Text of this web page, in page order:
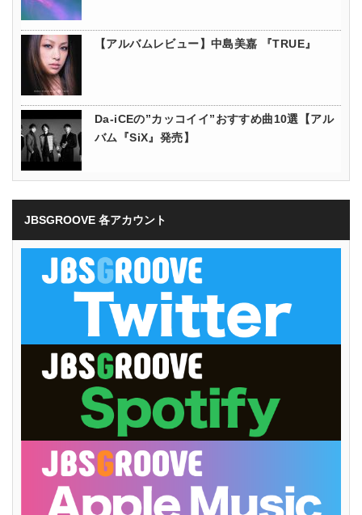
【アルバムレビュー】中島美嘉 『TRUE』
Da-iCEの”カッコイイ”おすすめ曲10選【アル
バム『SiX』発売】
JBSGROOVE 各アカウント